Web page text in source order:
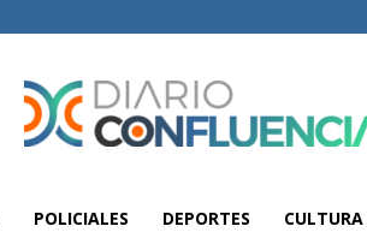
Diario
POLICIALES DEPORTES CULTURA